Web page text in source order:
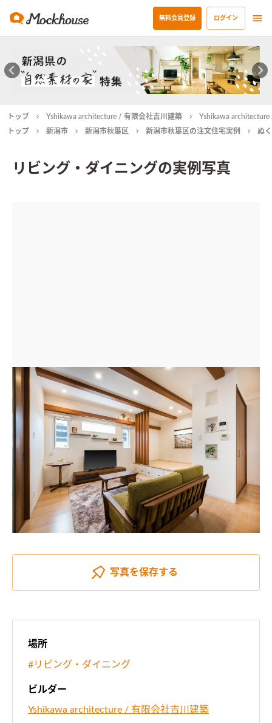
無料会員登録 ログイン
トップ Yshikawa architecture / 有限会社吉川建築
Yshikawa
トップ
新潟市 新潟市秋葉区 新潟市秋葉区の注文住宅実例 ぬ
リビング・ダイニングの実例写真
写真を保存する
場所
#リビング・ダイニング
ビルダー
Yshikawa architecture / 有限会社吉川建築